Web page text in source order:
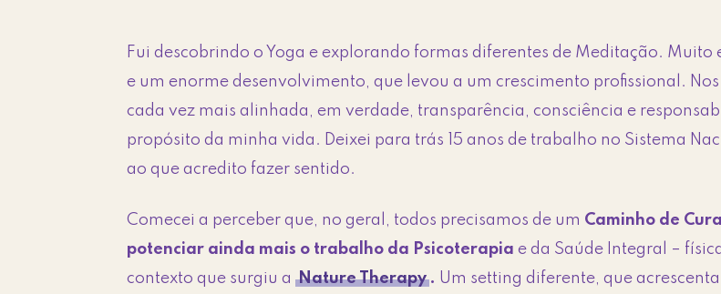
Fui descobrindo o Yoga e explorando formas diferentes de Meditação.
e um enorme desenvolvimento, que levou a um crescimento profissional.
cada vez mais alinhada, em verdade, transparência, consciência e
propósito da minha vida. Deixei para trás 15 anos de trabalho no Sistema
ao que acredito fazer sentido.
Comecei a perceber que, no geral, todos precisamos de um Caminho de Cura
potenciar ainda mais o trabalho da Psicoterapia e da Saúde Integral –
contexto que surgiu aNature Therapy . Um setting diferente, que